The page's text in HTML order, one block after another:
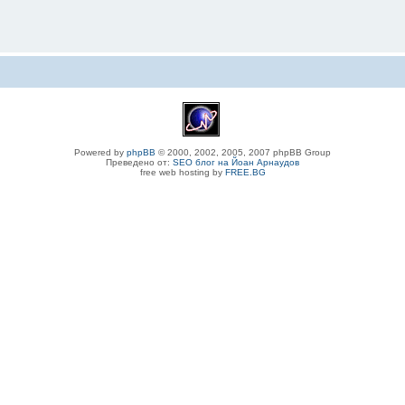
Powered by phpBB © 2000, 2002, 2005, 2007 phpBB Group
Преведено от: SEO блог на Йоан Арнаудов
free web hosting by FREE.BG